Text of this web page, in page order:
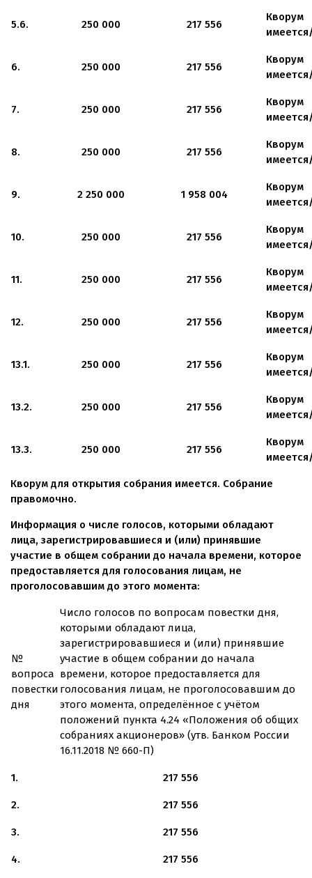
5.6. 250 000 217 556
Кворум
6. 250 000 217 556
Кворум
7. 250 000 217 556
Кворум
8. 250 000 217 556
Кворум
9. 2 250 000 1 958 004
Кворум
10. 250 000 217 556
Кворум
11. 250 000 217 556
Кворум
12. 250 000 217 556
Кворум
13.1. 250 000 217 556
Кворум
13.2. 250 000 217 556
Кворум
13.3. 250 000 217 556
Кворум
Кворум для открытия собрания имеется. Собрание
правомочно.
Информация о числе голосов, которыми обладают
лица, зарегистрировавшиеся и (или) принявшие
участие в общем собрании до начала времени, которое
предоставляется для голосования лицам, не
проголосовавшим до этого момента:
№
вопроса
повестки
дня
Число голосов по вопросам повестки дня,
которыми обладают лица,
зарегистрировавшиеся и (или) принявшие
участие в общем собрании до начала
времени, которое предоставляется для
голосования лицам, не проголосовавшим до
этого момента, определённое с учётом
положений пункта 4.24 «Положения об общих
собраниях акционеров» (утв. Банком России
16.11.2018 № 660-П)
1. 217 556
2. 217 556
3. 217 556
4. 217 556